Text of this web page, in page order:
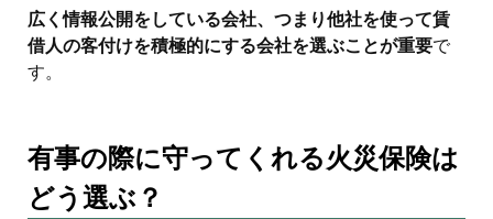
広く情報公開をしている会社、つまり他社を使って賃
借人の客付けを積極的にする会社を選ぶことが重要で
す。
有事の際に守ってくれる火災保険は
どう選ぶ？